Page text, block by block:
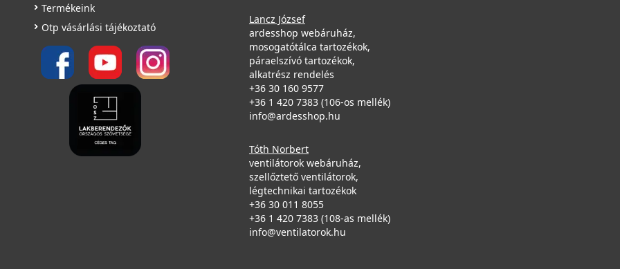
Termékeink
Otp vásárlási tájékoztató
Lancz József
ardesshop webáruház,
mosogatótálca tartozékok,
páraelszívó tartozékok,
alkatrész rendelés
+36 30 160 9577
+36 1 420 7383 (106-os mellék)
info@ardesshop.hu
Tóth Norbert
ventilátorok webáruház,
szellőztető ventilátorok,
légtechnikai tartozékok
+36 30 011 8055
+36 1 420 7383 (108-as mellék)
info@ventilatorok.hu